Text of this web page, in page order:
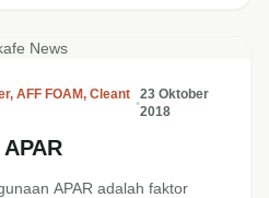
News
, AFF FOAM, Cleant
•
23 Oktober
2018
APAR adalah faktor